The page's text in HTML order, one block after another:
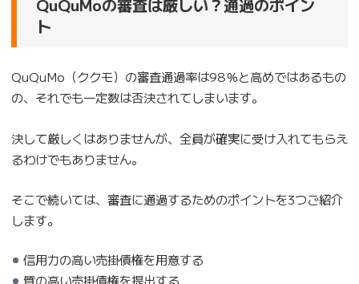
QuQuMoの審査は厳しい？通過のポイン
ト
QuQuMo（ククモ）の審査通過率は98％と高めではあるもの
の、それでも一定数は否決されてしまいます。
決して厳しくはありませんが、全員が確実に受け入れてもらえ
るわけでもありません。
そこで続いては、審査に通過するためのポイントを3つご紹介
します。
信用力の高い売掛債権を用意する
質の高い売掛債権を提出する